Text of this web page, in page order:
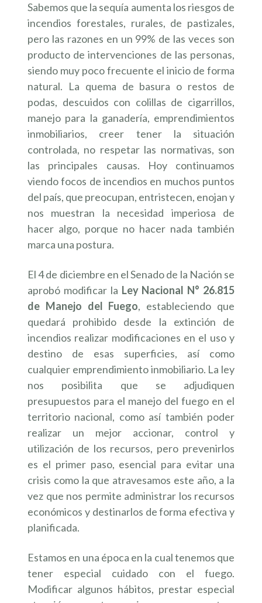
Sabemos que la sequía aumenta los riesgos de
incendios forestales, rurales, de pastizales,
pero las razones en un 99% de las veces son
producto de intervenciones de las personas,
siendo muy poco frecuente el inicio de forma
natural. La quema de basura o restos de
podas, descuidos con colillas de cigarrillos,
manejo para la ganadería, emprendimientos
inmobiliarios, creer tener la situación
controlada, no respetar las normativas, son
las principales causas. Hoy continuamos
viendo focos de incendios en muchos puntos
del país, que preocupan, entristecen, enojan y
nos muestran la necesidad imperiosa de
hacer algo, porque no hacer nada también
marca una postura.
El 4 de diciembre en el Senado de la Nación se
aprobó modificar la Ley Nacional N° 26.815
de Manejo del Fuego, estableciendo que
quedará prohibido desde la extinción de
incendios realizar modificaciones en el uso y
destino de esas superficies, así como
cualquier emprendimiento inmobiliario. La ley
nos posibilita que se adjudiquen
presupuestos para el manejo del fuego en el
territorio nacional, como así también poder
realizar un mejor accionar, control y
utilización de los recursos, pero prevenirlos
es el primer paso, esencial para evitar una
crisis como la que atravesamos este año, a la
vez que nos permite administrar los recursos
económicos y destinarlos de forma efectiva y
planificada.
Estamos en una época en la cual tenemos que
tener especial cuidado con el fuego.
Modificar algunos hábitos, prestar especial